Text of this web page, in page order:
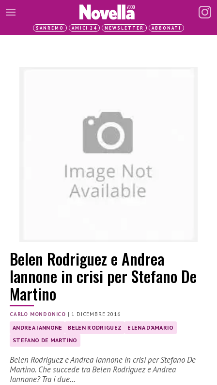
SANREMO AMICI 24 NEWSLETTER ABBONATI
Belen Rodriguez e Andrea
Iannone in crisi per Stefano De
Martino
CARLO MONDONICO | 1 DICEMBRE 2016
ANDREA IANNONE BELEN RODRIGUEZ
ELENA D'AMARIO
STEFANO DE MARTINO
Belen Rodriguez e Andrea Iannone in crisi per Stefano De
Martino. Che succede tra Belen Rodriguez e Andrea
Iannone? Tra i due…